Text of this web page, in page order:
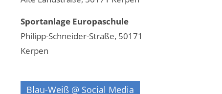
Sportanlage Europaschule
Philipp-Schneider-Straße, 50171
Kerpen
Blau-Weiß @ Social Media